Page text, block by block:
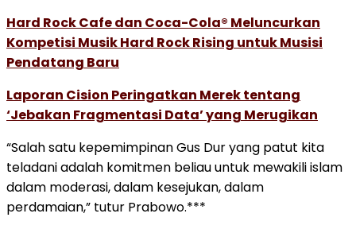
Hard Rock Cafe dan Coca-Cola® Meluncurkan
Kompetisi Musik Hard Rock Rising untuk Musisi
Pendatang Baru
Laporan Cision Peringatkan Merek tentang
‘Jebakan Fragmentasi Data’ yang Merugikan
“Salah satu kepemimpinan Gus Dur yang patut kita
teladani adalah komitmen beliau untuk mewakili islam
dalam moderasi, dalam kesejukan, dalam
perdamaian,” tutur Prabowo.***